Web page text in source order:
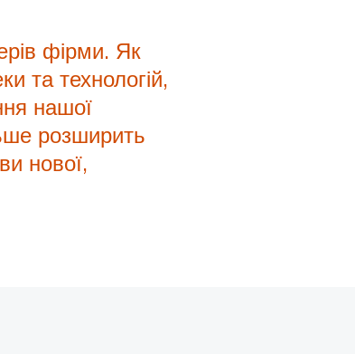
фірми. Як
та технологій,
нашої
розширить
нової,